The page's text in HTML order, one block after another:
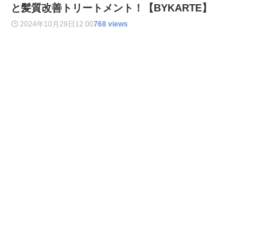
と髪質改善トリートメント！【BYKARTE】
2024年10月29日 12:00768 views